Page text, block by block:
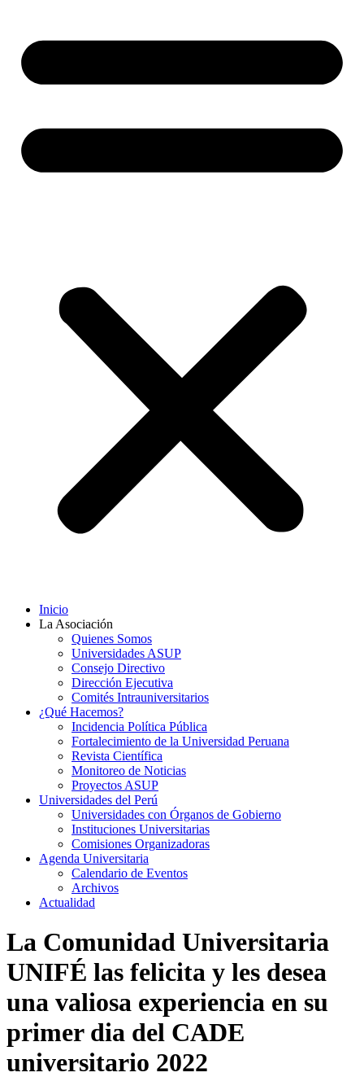
Inicio
La Asociación
Quienes Somos
Universidades ASUP
Consejo Directivo
Dirección Ejecutiva
Comités Intrauniversitarios
¿Qué Hacemos?
Incidencia Política Pública
Fortalecimiento de la Universidad Peruana
Revista Científica
Monitoreo de Noticias
Proyectos ASUP
Universidades del Perú
Universidades con Órganos de Gobierno
Instituciones Universitarias
Comisiones Organizadoras
Agenda Universitaria
Calendario de Eventos
Archivos
Actualidad
La Comunidad Universitaria
UNIFÉ las felicita y les desea
una valiosa experiencia en su
primer dia del CADE
universitario 2022